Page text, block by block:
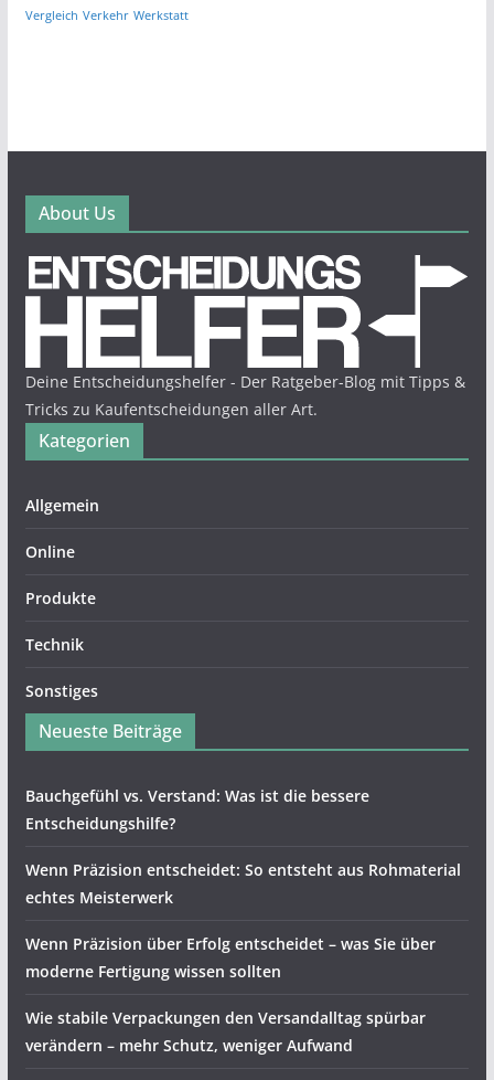
Vergleich Verkehr Werkstatt
About Us
Deine Entscheidungshelfer - Der Ratgeber-Blog mit Tipps &
Tricks zu Kaufentscheidungen aller Art.
Kategorien
Allgemein
Online
Produkte
Technik
Sonstiges
Neueste Beiträge
Bauchgefühl vs. Verstand: Was ist die bessere
Entscheidungshilfe?
Wenn Präzision entscheidet: So entsteht aus Rohmaterial
echtes Meisterwerk
Wenn Präzision über Erfolg entscheidet – was Sie über
moderne Fertigung wissen sollten
Wie stabile Verpackungen den Versandalltag spürbar
verändern – mehr Schutz, weniger Aufwand